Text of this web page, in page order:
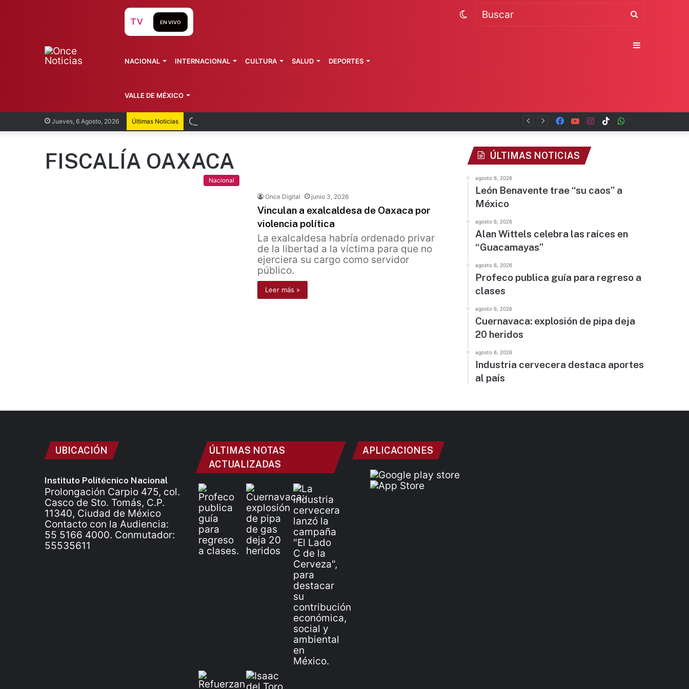
Jueves, 6 Agosto, 2026 Últimas Noticias Cuernavaca: explosión de pipa deja 20 heridos TikTok
Instagram
YouTube
Facebook
TV EN VIVO
NACIONAL INTERNACIONAL CULTURA SALUD DEPORTES
VALLE DE MÉXICO
Switch
FISCALÍA OAXACA
Nacional
Once Digital junio 3, 2026
Vinculan a exalcaldesa de Oaxaca por
violencia política
La exalcaldesa habría ordenado privar
de la libertad a la víctima para que no
ejerciera su cargo como servidor
público.
Leer más »
ÚLTIMAS NOTICIAS
agosto 6, 2026
León Benavente trae “su caos” a
México
agosto 6, 2026
Alan Wittels celebra las raíces en
“Guacamayas”
agosto 6, 2026
Profeco publica guía para regreso a
clases
agosto 6, 2026
Cuernavaca: explosión de pipa deja
20 heridos
agosto 6, 2026
Industria cervecera destaca aportes
al país
UBICACIÓN
Instituto Politécnico Nacional
Prolongación Carpio 475, col.
Casco de Sto. Tomás, C.P.
11340, Ciudad de México
Contacto con la Audiencia:
55 5166 4000. Conmutador:
55535611
ÚLTIMAS NOTAS
ACTUALIZADAS
APLICACIONES